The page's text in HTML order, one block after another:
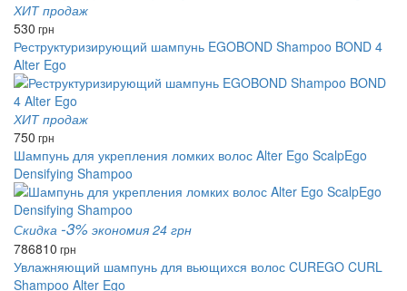
ХИТ продаж
530 грн
Реструктуризирующий шампунь EGOBOND Shampoo BOND 4
Alter Ego
ХИТ продаж
750 грн
Шампунь для укрепления ломких волос Alter Ego ScalpEgo
Densifying Shampoo
Скидка -3% экономия 24 грн
786810 грн
Увлажняющий шампунь для вьющихся волос CUREGO CURL
Shampoo Alter Ego